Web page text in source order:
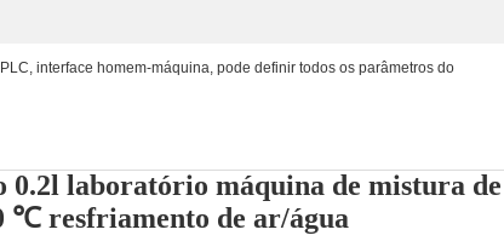
interface homem-máquina, pode definir todos os parâmetros do
laboratório máquina de mistura de
℃ resfriamento de ar/água